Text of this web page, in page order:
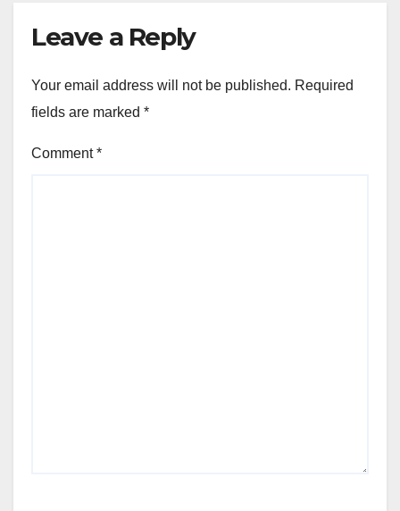
Leave a Reply
Your email address will not be published. Required
fields are marked *
Comment*